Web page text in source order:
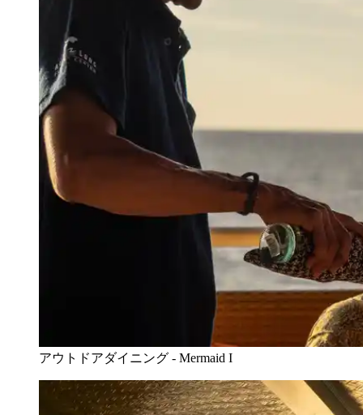
アウトドアダイニング - Mermaid I